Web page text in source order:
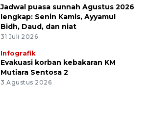
Jadwal puasa sunnah Agustus 2026
lengkap: Senin Kamis, Ayyamul
Bidh, Daud, dan niat
31 Juli 2026
Infografik
Evakuasi korban kebakaran KM
Mutiara Sentosa 2
3 Agustus 2026